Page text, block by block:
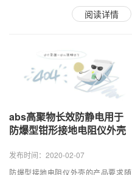
阅读详情
abs高聚物长效防静电用于
防爆型钳形接地电阻仪外壳
发布时间：2020-02-07
防爆型接地电阻仪外壳的产品要求随